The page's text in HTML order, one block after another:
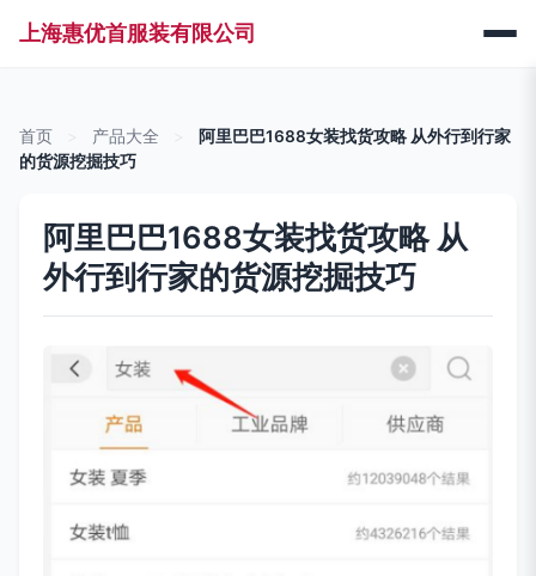
上海惠优首服装有限公司
首页 产品大全
阿里巴巴1688女装找货攻略 从外行到行家
的货源挖掘技巧
阿里巴巴1688女装找货攻略 从
外行到行家的货源挖掘技巧